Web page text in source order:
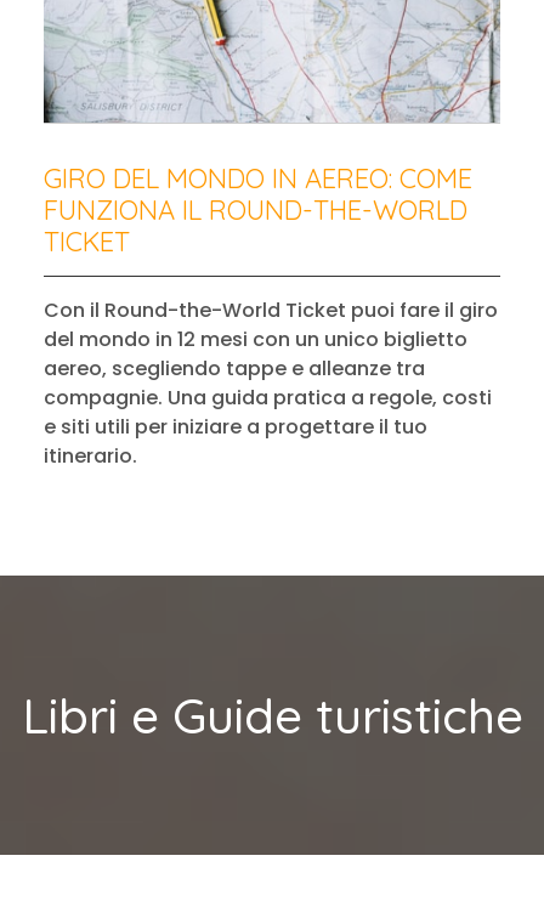
GIRO DEL MONDO IN AEREO: COME
FUNZIONA IL ROUND-THE-WORLD
TICKET
Con il Round-the-World Ticket puoi fare il giro
del mondo in 12 mesi con un unico biglietto
aereo, scegliendo tappe e alleanze tra
compagnie. Una guida pratica a regole, costi
e siti utili per iniziare a progettare il tuo
itinerario.
Libri e Guide turistiche